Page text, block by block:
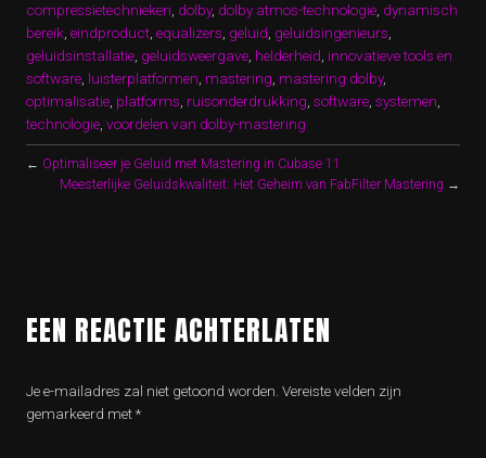
compressietechnieken dolby, dolby atmos-technologie dynamisch
bereik eindproduct equalizers geluid geluidsingenieurs
geluidsinstallatie geluidsweergave helderheid innovatieve tools en
software luisterplatformen mastering mastering dolby,
optimalisatie platforms ruisonderdrukking software systemen
technologie voordelen van dolby-mastering
← Optimaliseer je Geluid met Mastering in Cubase 11
Meesterlijke Geluidskwaliteit: Het Geheim van FabFilter Mastering →
EEN REACTIE ACHTERLATEN
Je e-mailadres zal niet getoond worden. Vereiste velden zijn
gemarkeerd met*